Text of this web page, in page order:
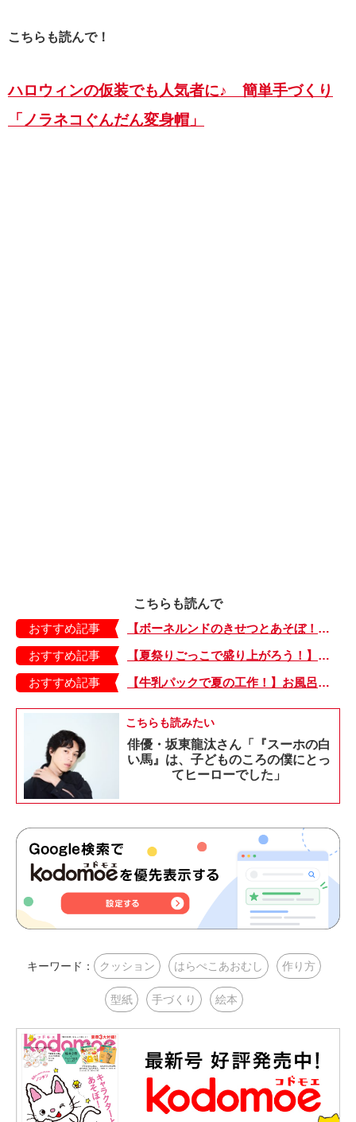
こちらも読んで！
ハロウィンの仮装でも人気者に♪ 簡単手づくり
「ノラネコぐんだん変身帽」
こちらも読んで
おすすめ記事
【ボーネルンドのきせつとあそぼ！】画用紙に、塗って、切って、貼って完成！ 夏を彩る元気なお花「カラフルサンフラワー」の作り方
おすすめ記事
【夏祭りごっこで盛り上がろう！】紙皿やストローでフォトプロップス風のおしゃれな「おめん」の作り方
おすすめ記事
【牛乳パックで夏の工作！】お風呂やおうちプールで水に浮かべてあそぼ！「牛乳パックのぷかぷかボート」
こちらも読みたい
俳優・坂東龍汰さん「『スーホの白
い馬』は、子どものころの僕にとっ
てヒーローでした」
キーワード： クッション はらぺこあおむし 作り方
型紙 手づくり 絵本